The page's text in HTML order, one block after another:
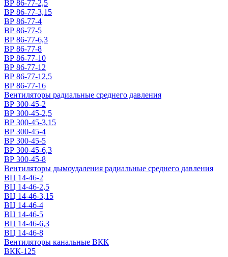
ВР 86-77-2,5
ВР 86-77-3,15
ВР 86-77-4
ВР 86-77-5
ВР 86-77-6,3
ВР 86-77-8
ВР 86-77-10
ВР 86-77-12
ВР 86-77-12,5
ВР 86-77-16
Вентиляторы радиальные среднего давления
ВР 300-45-2
ВР 300-45-2,5
ВР 300-45-3,15
ВР 300-45-4
ВР 300-45-5
ВР 300-45-6,3
ВР 300-45-8
Вентиляторы дымоудаления радиальные среднего давления
ВЦ 14-46-2
ВЦ 14-46-2,5
ВЦ 14-46-3,15
ВЦ 14-46-4
ВЦ 14-46-5
ВЦ 14-46-6,3
ВЦ 14-46-8
Вентиляторы канальные ВКК
ВКК-125